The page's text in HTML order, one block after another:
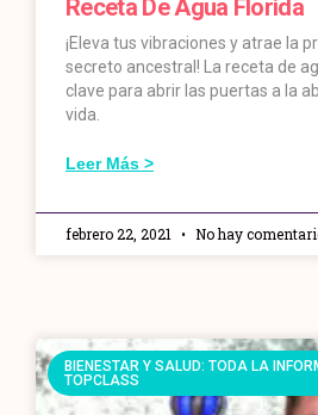
Receta De Agua Florida
¡Eleva tus vibraciones y atrae la
secreto ancestral! La receta de
clave para abrir las puertas a la
vida.
Leer Más >
febrero 22, 2021 No hay
BIENESTAR Y SALUD: TODA LA
TOPCLASS